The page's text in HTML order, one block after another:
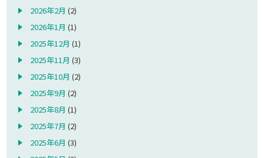
2026年2月 (2)
2026年1月 (1)
2025年12月 (1)
2025年11月 (3)
2025年10月 (2)
2025年9月 (2)
2025年8月 (1)
2025年7月 (2)
2025年6月 (3)